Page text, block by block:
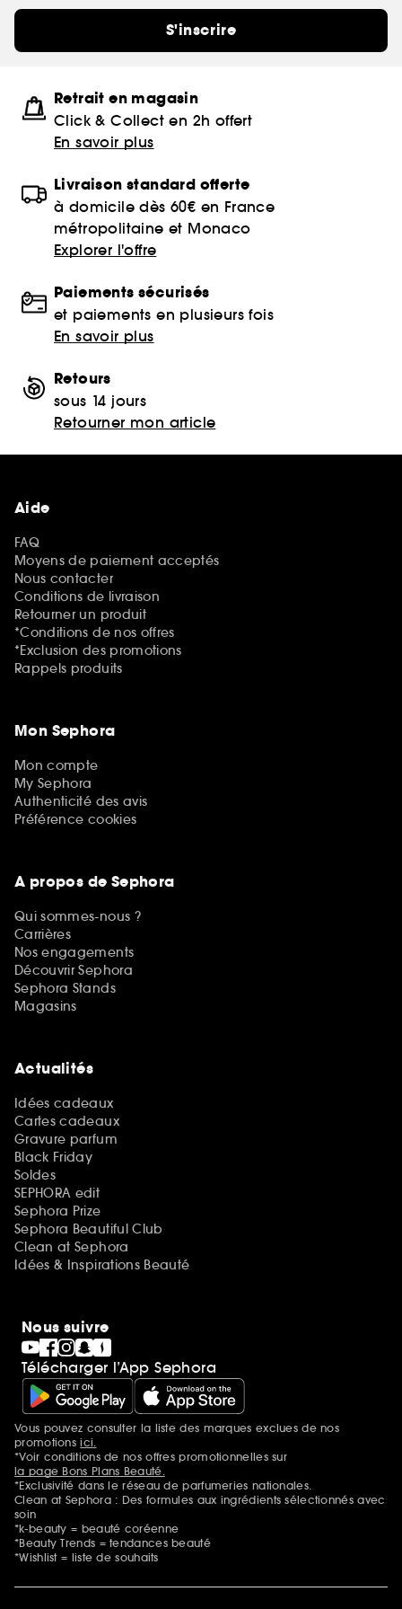
S'inscrire
Retrait en magasin
Click & Collect en 2h offert
En savoir plus
Livraison standard offerte
à domicile dès 60€ en France
métropolitaine et Monaco
Explorer l'offre
Paiements sécurisés
et paiements en plusieurs fois
En savoir plus
Retours
sous 14 jours
Retourner mon article
Aide
FAQ
Moyens de paiement acceptés
Nous contacter
Conditions de livraison
Retourner un produit
*Conditions de nos offres
*Exclusion des promotions
Rappels produits
Mon Sephora
Mon compte
My Sephora
Authenticité des avis
Préférence cookies
A propos de Sephora
Qui sommes-nous ?
Carrières
Nos engagements
Découvrir Sephora
Sephora Stands
Magasins
Actualités
Idées cadeaux
Cartes cadeaux
Gravure parfum
Black Friday
Soldes
SEPHORA edit
Sephora Prize
Sephora Beautiful Club
Clean at Sephora
Idées & Inspirations Beauté
Nous suivre
Télécharger l’App Sephora
Mentions additionnelles
Vous pouvez consulter la liste des marques exclues de nos
promotionsici.
*Voir conditions de nos offres promotionnelles sur
la page Bons Plans Beauté.
*Exclusivité dans le réseau de parfumeries nationales.
Clean at Sephora : Des formules aux ingrédients sélectionnés avec
soin
*k-beauty = beauté coréenne
*Beauty Trends = tendances beauté
*Wishlist = liste de souhaits